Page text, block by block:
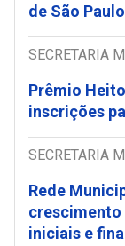
de São Paulo
SECRETARIA
Prêmio
inscrições
SECRETARIA
Rede
crescimento
iniciais e